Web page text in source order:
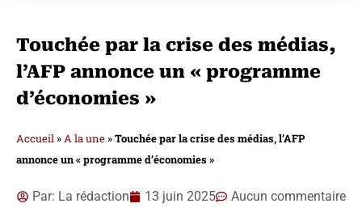
Touchée par la crise des médias,
l’AFP annonce un « programme
d’économies »
Accueil »A la une »Touchée par la crise des médias, l’AFP
annonce un « programme d’économies »
Par: La rédaction 13 juin 2025 Aucun commentaire